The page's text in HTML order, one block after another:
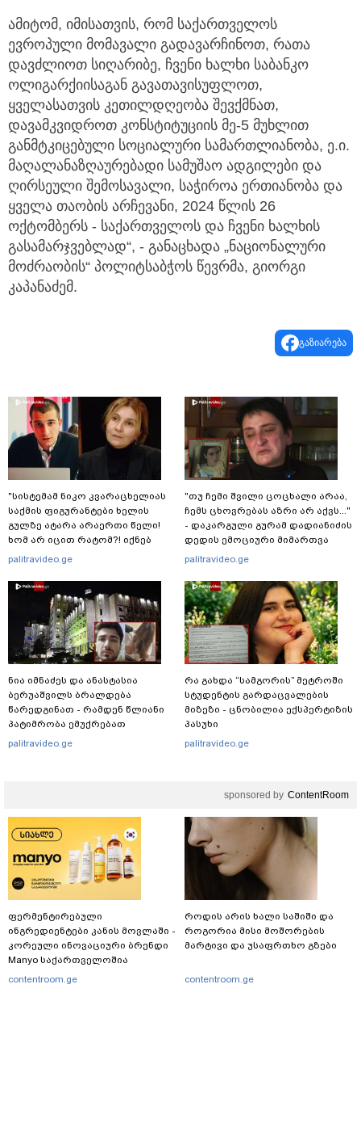
ამიტომ, იმისათვის, რომ საქართველოს
ევროპული მომავალი გადავარჩინოთ, რათა
დავძლიოთ სიღარიბე, ჩვენი ხალხი საბანკო
ოლიგარქიისაგან გავათავისუფლოთ,
ყველასათვის კეთილდღეობა შევქმნათ,
დავამკვიდროთ კონსტიტუციის მე-5 მუხლით
განმტკიცებული სოციალური სამართლიანობა, ე.ი.
მაღალანაზღაურებადი სამუშაო ადგილები და
ღირსეული შემოსავალი, საჭიროა ერთიანობა და
ყველა თაობის არჩევანი, 2024 წლის 26
ოქტომბერს - საქართველოს და ჩვენი ხალხის
გასამარჯვებლად“, - განაცხადა „ნაციონალური
მოძრაობის“ პოლიტსაბჭოს წევრმა, გიორგი
კაპანაძემ.
გაზიარება
"სისტემამ ნიკო კვარაცხელიას
საქმის ფიგურანტები ხელის
გულზე ატარა არაერთი წელი!
ხომ არ იცით რატომ?! იქნებ
იმიტომ რომ თავად
კვარაცხელიას დედა
განცხადებას ავრცელებს
palitravideo.ge
ნია იმნაძეს და ანასტასია
ბერუაშვილს ბრალდება
წარედგინათ - რამდენ წლიანი
პატიმრობა ემუქრებათ
არასრულწლოვნებს?
palitravideo.ge
"თუ ჩემი შვილი ცოცხალი არაა,
ჩემს ცხოვრებას აზრი არ აქვს..."
- დაკარგული გურამ დადიანიძის
დედის ემოციური მიმართვა
palitravideo.ge
რა გახდა “სამგორის” მეტროში
სტუდენტის გარდაცვალების
მიზეზი - ცნობილია ექსპერტიზის
პასუხი
palitravideo.ge
sponsored by ContentRoom
ფერმენტირებული
ინგრედიენტები კანის მოვლაში -
კორეული ინოვაციური ბრენდი
Manyo საქართველოშია
contentroom.ge
როდის არის ხალი საშიში და
როგორია მისი მოშორების
მარტივი და უსაფრთხო გზები
contentroom.ge